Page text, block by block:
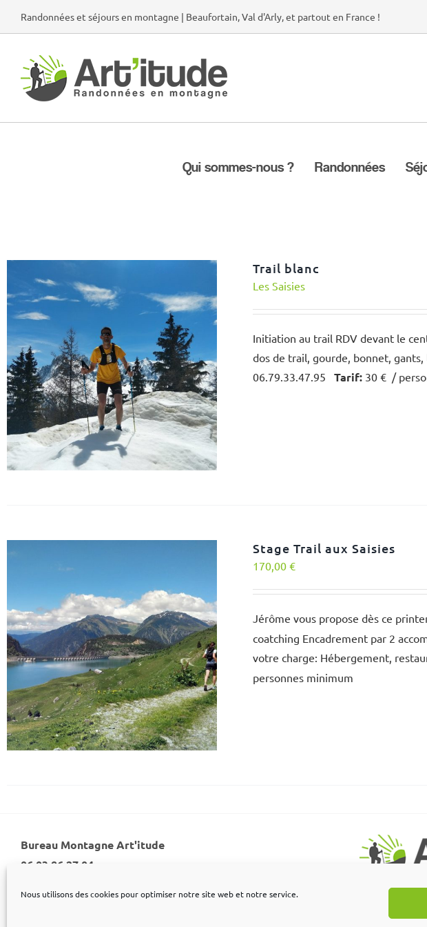
Nous utilisons des cookies pour optimiser notre site web et notre service.
Randonnées et séjours en montagne | Beaufortain, Val d'Arly, et partout en France !
Qui sommes-nous ? Randonnées
Trail blanc
Les Saisies
Initiation au trail RDV devant le
dos de trail, gourde, bonnet,
06.79.33.47.95
Tarif: 30 € /
Stage Trail aux Saisies
170,00€
Jérôme vous propose dès ce
coatching Encadrement par 2
votre charge: Hébergement,
personnes minimum
Bureau Montagne Art'itude
06 03 86 27 04